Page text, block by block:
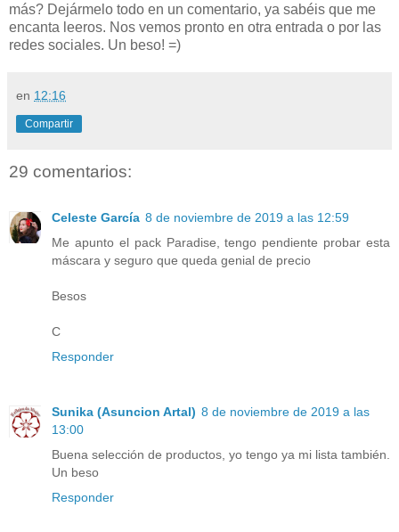
más? Dejármelo todo en un comentario, ya sabéis que me
encanta leeros. Nos vemos pronto en otra entrada o por las
redes sociales. Un beso! =)
en 12:16
Compartir
29 comentarios:
Celeste García 8 de noviembre de 2019 a las 12:59
Me apunto el pack Paradise, tengo pendiente probar esta
máscara y seguro que queda genial de precio
Besos
C
Responder
Sunika (Asuncion Artal) 8 de noviembre de 2019 a las
13:00
Buena selección de productos, yo tengo ya mi lista también.
Un beso
Responder